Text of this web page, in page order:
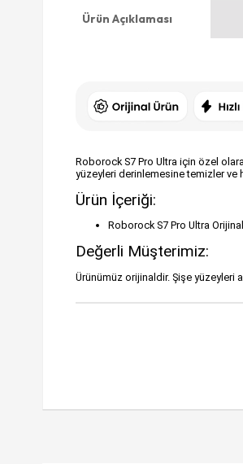
Ürün Açıklaması
Roborock S7 Pro Ultra için özel
yüzeyleri derinlemesine temizler ve
Ürün İçeriği:
Roborock S7 Pro Ultra
Değerli Müşterimiz:
Ürünümüz orijinaldir. Şişe yüzeyleri